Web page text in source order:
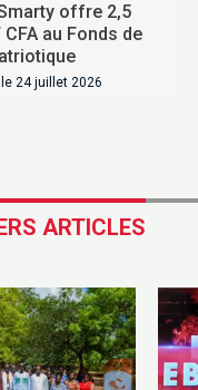
offre 2,5
au Fonds de
24 juillet 2026
ARTICLES